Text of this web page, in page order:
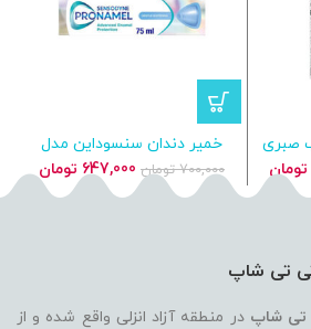
صبری
تومان
فعلی
خمیر دندان سنسوداین مدل
Pronamel Gentle Whitening
700,000 تومان قیمت
اصلی
647,000 تومان
فعلی
تی تی شاپ
تی شاپ در منطقه آزاد انزلی واقع شده و از